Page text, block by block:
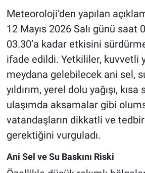
Meteoroloji’den yapılan
12 Mayıs 2026 Salı günü saat
03.30’a kadar etkisini
ifade edildi. Yetkililer, kuvvetli
meydana gelebilecek ani sel,
yıldırım, yerel dolu yağışı,
ulaşımda aksamalar gibi
vatandaşların dikkatli ve
gerektiğini vurguladı.
Ani Sel ve Su Baskını Riski
Genel
Asayiş
Kültür - Sanat
Politika
Magazin
Çevre
Haberde İnsan